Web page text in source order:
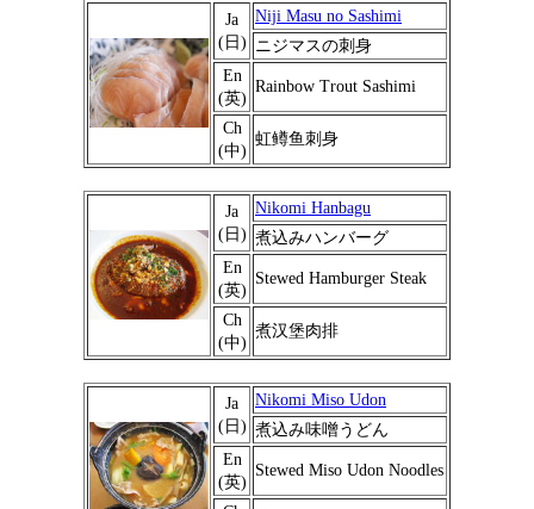
Ja
(日)
Niji Masu no Sashimi
ニジマスの刺身
En
(英)
Rainbow Trout Sashimi
Ch
(中)
虹鳟鱼刺身
Ja
(日)
Nikomi Hanbagu
煮込みハンバーグ
En
(英)
Stewed Hamburger Steak
Ch
(中)
煮汉堡肉排
Ja
(日)
Nikomi Miso Udon
煮込み味噌うどん
En
(英)
Stewed Miso Udon Noodles